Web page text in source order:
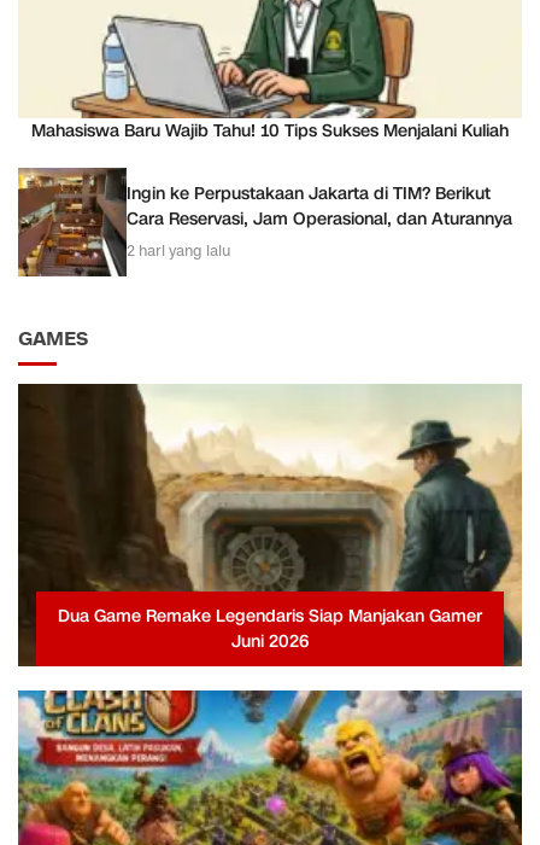
Mahasiswa Baru Wajib Tahu! 10 Tips Sukses Menjalani Kuliah
Ingin ke Perpustakaan Jakarta di TIM? Berikut
Cara Reservasi, Jam Operasional, dan Aturannya
2 hari yang lalu
GAMES
Dua Game Remake Legendaris Siap Manjakan Gamer
Juni 2026